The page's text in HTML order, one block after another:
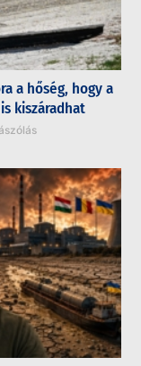
a hőség, hogy a
kiszáradhat